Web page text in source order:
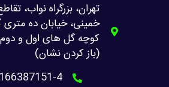
تهران، بزرگراه نواب،
خمینی، خیابان ده متری
کوچه گل های اول و دوم،
(باز کردن نشان)
4